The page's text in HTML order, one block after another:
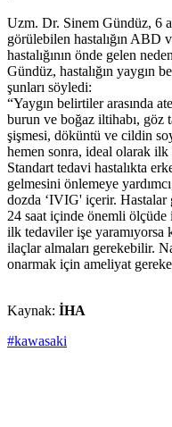
Uzm. Dr. Sinem Gündüz, 6
görülebilen hastalığın ABD
hastalığının önde gelen
Gündüz, hastalığın yaygın
şunları söyledi:
“Yaygın belirtiler arasında
burun ve boğaz iltihabı, göz
şişmesi, döküntü ve cildin
hemen sonra, ideal olarak ilk
Standart tedavi hastalıkta
gelmesini önlemeye
dozda ‘IVIG' içerir.
24 saat içinde önemli ölçüde
ilk tedaviler işe yaramıyorsa
ilaçlar almaları gerekebilir.
onarmak için ameliyat
Kaynak: İHA
#kawasaki